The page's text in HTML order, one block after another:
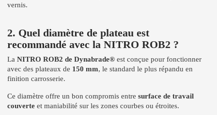
vernis.
2. Quel diamètre de plateau est
recommandé avec la NITRO ROB2 ?
La NITRO ROB2 de Dynabrade® est conçue pour fonctionner
avec des plateaux de 150 mm, le standard le plus répandu en
finition carrosserie.
Ce diamètre offre un bon compromis entre surface de travail
couverte et maniabilité sur les zones courbes ou étroites.